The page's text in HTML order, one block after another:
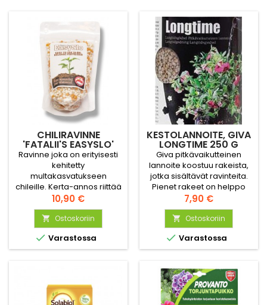
CHILIRAVINNE
'FATALII'S EASYSLO'
100G
Ravinne joka on erityisesti
kehitetty
multakasvatukseen
chileille. Kerta-annos riittää
kasville koko
kasvatuskaudeksi! Kehuttu
ja chiliharrastajien hyväksi
toteama tuote.
Hinta
10,90 €
 Ostoskoriin
 Varastossa
KESTOLANNOITE, GIVA
LONGTIME 250 G
Giva pitkävaikutteinen
lannoite koostuu rakeista,
jotka sisältävät ravinteita.
Pienet rakeet on helppo
sekoittaa multaan, ja
ravinnetta vapautuu
kosteuden ja lämmön
vaikutuksesta.
Hinta
7,90 €
 Ostoskoriin
 Varastossa